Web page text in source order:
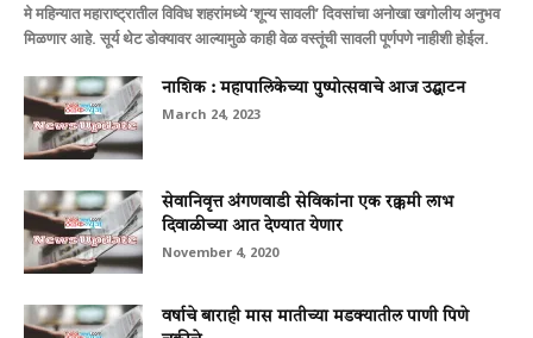
मे महिन्यात महाराष्ट्रातील विविध शहरांमध्ये ‘शून्य सावली’ दिवसांचा अनोखा खगोलीय अनुभव
मिळणार आहे. सूर्य थेट डोक्यावर आल्यामुळे काही वेळ वस्तूंची सावली पूर्णपणे नाहीशी होईल.
नाशिक : महापालिकेच्या पुष्पोत्सवाचे आज उद्घाटन
March 24, 2023
सेवानिवृत्त अंगणवाडी सेविकांना एक रक्कमी लाभ
दिवाळीच्या आत देण्यात येणार
November 4, 2020
वर्षाचे बाराही मास मातीच्‍या मडक्‍यातील पाणी पिणे